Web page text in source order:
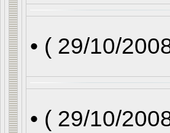
• ( 29/10/
• ( 29/10/